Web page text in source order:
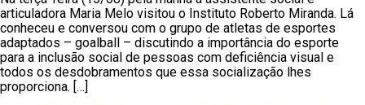
articuladora Maria Melo visitou o Instituto Roberto Miranda. Lá
conheceu e conversou com o grupo de atletas de esportes
adaptados – goalball – discutindo a importância do esporte
para a inclusão social de pessoas com deficiência visual e
todos os desdobramentos que essa socialização lhes
proporciona. […]